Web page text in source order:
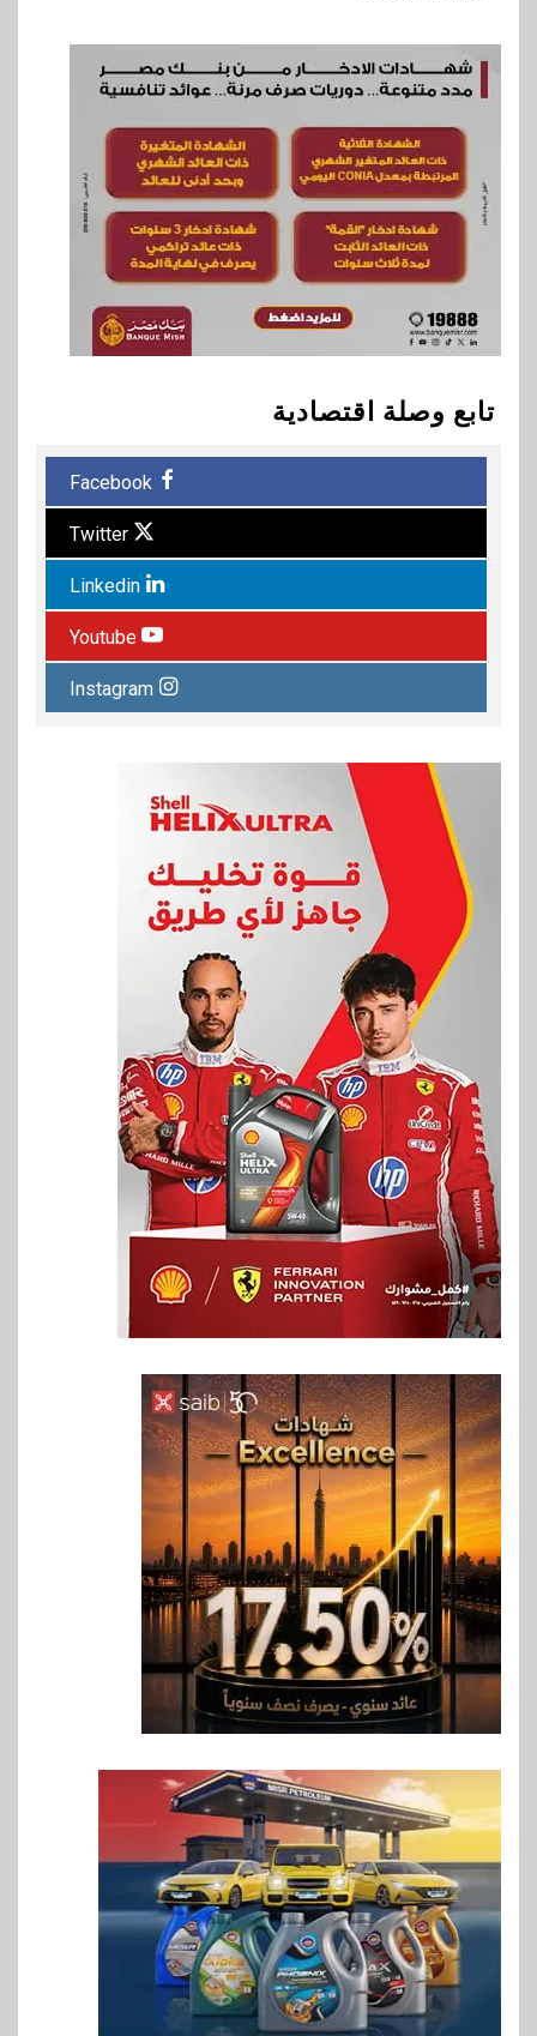
تابع وصلة اقتصادية
Facebook
Twitter
Linkedin
Youtube
Instagram
6
بنوك
بنك QNB مصر يعزز جاهزية
المشروعات الصغيرة والمتوسطة
للنمو والتوسع
7 اخبار
فيكسد مصر و”حلول” تتشاركان
في تطوير أول منصة للسياحة
الصحية في مصر والشرق الأوسط
وأفريقيا Tour4Cure
8
سوق وصلة
هواوي: هاتف nova 15
Max بطارية ضخمة وتصميم متين
جهازًا مثاليًا للشباب
9 اقتصاد
إي اف چي فاينانس تستعرض
خطط نمو «بلد» لتعزيز حضورها
في سوق تحويلات المصريين